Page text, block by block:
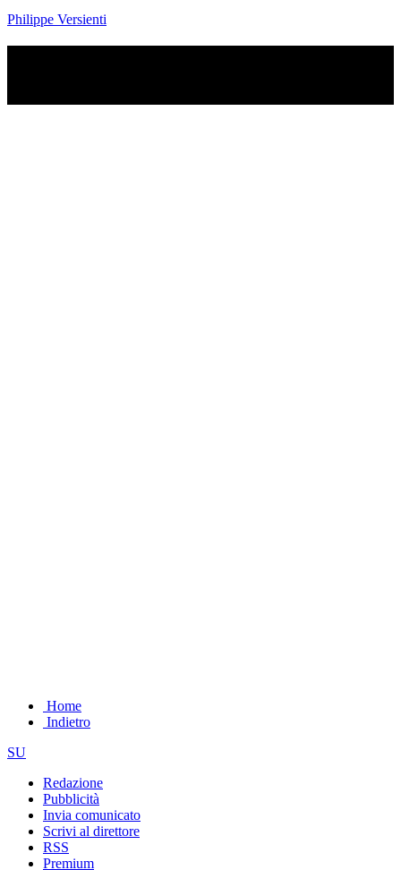
Philippe Versienti
Home
Indietro
SU
Redazione
Pubblicità
Invia comunicato
Scrivi al direttore
RSS
Premium